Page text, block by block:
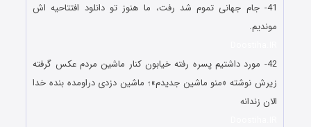
41- جام جهانی تموم شد رفت، ما هنوز تو دانلود افتتاحیه اش
موندیم.
42- مورد داشتیم پسره رفته خیابون کنار ماشین مردم عکس گرفته
زیرش نوشته «منو ماشین جدیدم»؛ ماشین دزدی دراومده بنده خدا
الان زندانه